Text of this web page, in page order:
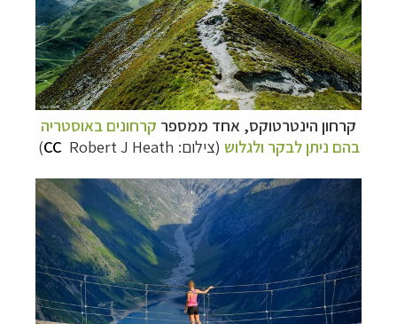
קרחון הינטרטוקס, אחד ממספר קרחונים באוסטריה
בהם ניתן לבקר ולגלוש (צילום: CC Robert J Heath)